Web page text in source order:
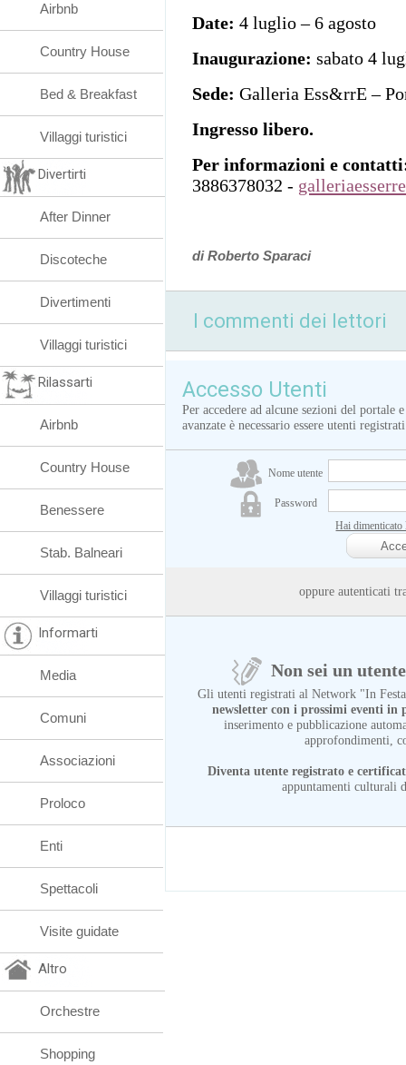
Date: 4 luglio – 6 agosto
Inaugurazione: sabato 4
Sede: Galleria Ess&rrE –
Ingresso libero.
Per informazioni e
3886378032 -
di Roberto Sparaci
I commenti dei lettori
Accesso Utenti
Per accedere ad alcune sezioni del portale
avanzate è necessario essere utenti registrati
Nome utente
Password
Hai dimenticato
oppure autenticati
Non sei un
Gli utenti registrati al Network "In
newsletter con i prossimi eventi in
inserimento e pubblicazione
approfondimenti,
Diventa utente registrato e
appuntamenti culturali
Airbnb
Country House
Bed & Breakfast
Villaggi turistici
Divertirti
After Dinner
Discoteche
Divertimenti
Villaggi turistici
Rilassarti
Airbnb
Country House
Benessere
Stab. Balneari
Villaggi turistici
Informarti
Media
Comuni
Associazioni
Proloco
Enti
Spettacoli
Visite guidate
Altro
Orchestre
Shopping